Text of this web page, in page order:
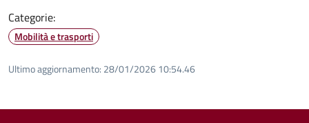
Categorie:
Mobilità e trasporti
Ultimo aggiornamento: 28/01/2026 10:54.46